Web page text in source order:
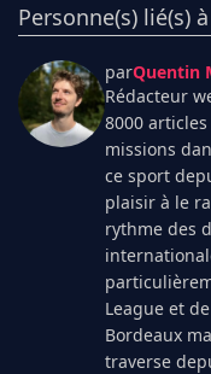
Personne(s) lié(s)
parQuentin
Rédacteur
8000
missions
ce sport
plaisir à le
rythme des
League et
Bordeaux
traverse